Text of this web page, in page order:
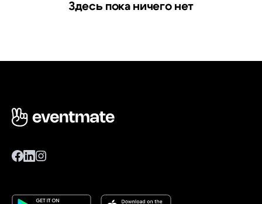
Здесь пока ничего нет